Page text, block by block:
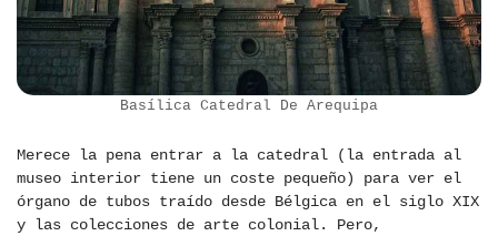
Basílica Catedral De Arequipa
Merece la pena entrar a la catedral (la entrada al
museo interior tiene un coste pequeño) para ver el
órgano de tubos traído desde Bélgica en el siglo XIX
y las colecciones de arte colonial. Pero,